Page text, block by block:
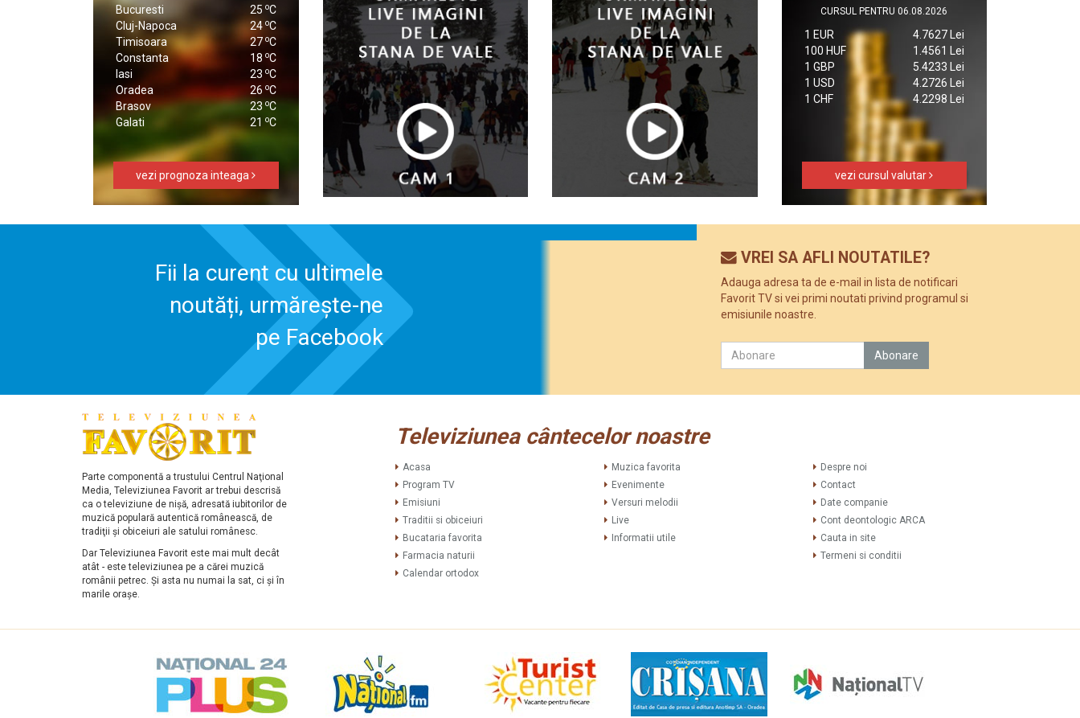
Bucuresti 25 oC
Cluj-Napoca
24 oC
Timisoara
27oC
Constanta
18 oC
Iasi
23 oC
Oradea
26 oC
Brasov
23 oC
Galati
21 oC
vezi prognoza inteaga
CURSUL PENTRU 06.08.2026
1 EUR
4.7627 Lei
100 HUF
1.4561 Lei
1 GBP
5.4233 Lei
1 USD
4.2726 Lei
1 CHF
4.2298 Lei
vezi cursul valutar
Fii la curent cu ultimele
noutăți, urmărește-ne
pe Facebook
VREI SA AFLI NOUTATILE?
Adauga adresa ta de e-mail in lista de notificari
Favorit TV si vei primi noutati privind programul si
emisiunile noastre.
Parte componentă a trustului Centrul Naţional
Media, Televiziunea Favorit ar trebui descrisă
ca o televiziune de nişă, adresată iubitorilor de
muzică populară autentică românească, de
tradiţii şi obiceiuri ale satului românesc.
Dar Televiziunea Favorit este mai mult decât
atât - este televiziunea pe a cărei muzică
românii petrec. Şi asta nu numai la sat, ci şi în
marile oraşe.
Televiziunea cântecelor noastre
Acasa
Program TV
Emisiuni
Traditii si obiceiuri
Bucataria favorita
Farmacia naturii
Calendar ortodox
Muzica favorita
Evenimente
Versuri melodii
Live
Informatii utile
Despre noi
Contact
Date companie
Cont deontologic ARCA
Cauta in site
Termeni si conditii